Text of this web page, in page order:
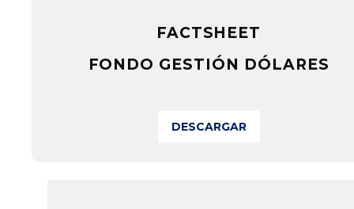
FACTSHEET
FONDO GESTIÓN DÓLARES
DESCARGAR